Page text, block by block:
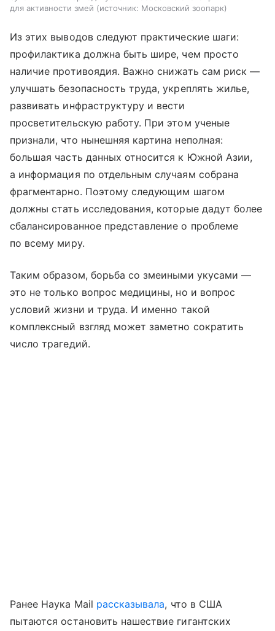
для активности змей
источник: Московский зоопарк
Из этих выводов следуют практические шаги:
профилактика должна быть шире, чем просто
наличие противоядия. Важно снижать сам риск —
улучшать безопасность труда, укреплять жилье,
развивать инфраструктуру и вести
просветительскую работу. При этом ученые
признали, что нынешняя картина неполная:
большая часть данных относится к Южной Азии,
а информация по отдельным случаям собрана
фрагментарно. Поэтому следующим шагом
должны стать исследования, которые дадут более
сбалансированное представление о проблеме
по всему миру.
Таким образом, борьба со змеиными укусами —
это не только вопрос медицины, но и вопрос
условий жизни и труда. И именно такой
комплексный взгляд может заметно сократить
число трагедий.
Ранее Наука Mail рассказывала, что в США
пытаются остановить нашествие гигантских